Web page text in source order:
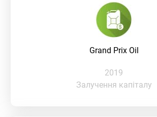
Grand Prix Oil
2019
Залучення капіталу